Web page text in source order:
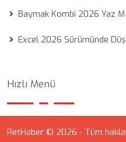
Baymak Kombi 2026 Yaz
Excel 2026 Sürümünde
Hızlı Menü
RetHaber © 2026 - Tüm